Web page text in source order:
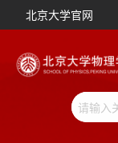
北京大学官网